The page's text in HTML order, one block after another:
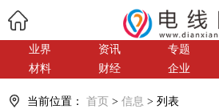
业界 资讯 专题
材料
财经 企业
当前位置： 首页 > 信息 > 列表